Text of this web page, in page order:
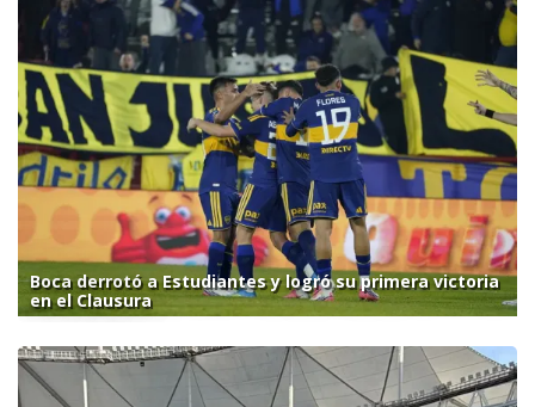
Boca derrotó a Estudiantes y logró su primera victoria
en el Clausura